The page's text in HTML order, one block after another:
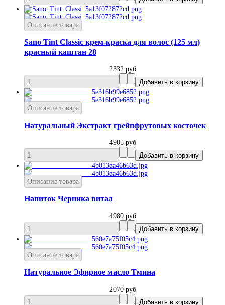
Описание товара
Sano Tint Classic крем-краска для волос (125 мл)
красный каштан 28
2332 руб
Описание товара
Натуральный Экстракт грейпфрутовых косточек
4905 руб
Описание товара
Напиток Черника витал
4980 руб
Описание товара
Натуральное Эфирное масло Тмина
2070 руб